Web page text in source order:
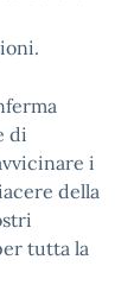
di
i
della
tutta la